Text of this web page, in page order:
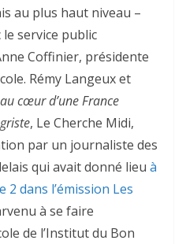
au plus haut niveau –
service public
Coffinier, présidente
Rémy Langeux et
cœur d’une France
, Le Cherche Midi,
par un journaliste des
qui avait donné lieu à
dans l’émission Les
à se faire
de l’Institut du Bon